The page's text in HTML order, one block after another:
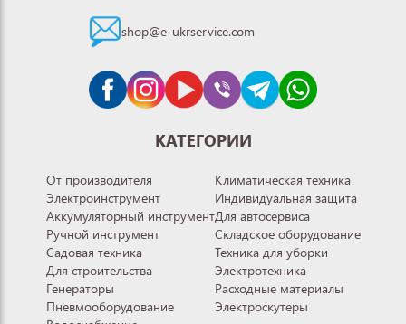
shop@e-ukrservice.com
КАТЕГОРИИ
От производителя
Электроинструмент
Аккумуляторный инструмент
Ручной инструмент
Садовая техника
Для строительства
Генераторы
Пневмооборудование
Климатическая техника
Индивидуальная защита
Для автосервиса
Складское оборудование
Техника для уборки
Электротехника
Расходные материалы
Электроскутеры